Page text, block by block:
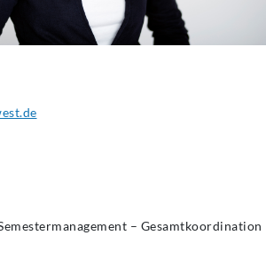
– Gesamtkoordination